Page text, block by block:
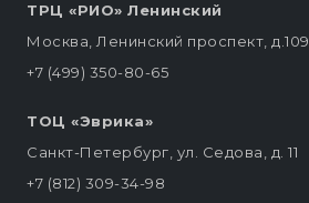
ТРЦ «РИО» Ленинский
Москва, Ленинский проспект, д.109
+7 (499) 350-80-65
ТОЦ «Эврика»
Санкт-Петербург, ул. Седова, д. 11
+7 (812) 309-34-98